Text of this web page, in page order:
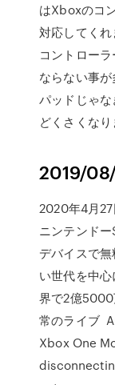
はXboxのコ
対応してく
コントロー
ならない事
パッドじゃ
どくさくな
2019/
2020年4月27
ニンテンド
デバイスで
い世代を中
界で2億5000
常のライブ
Xbox One